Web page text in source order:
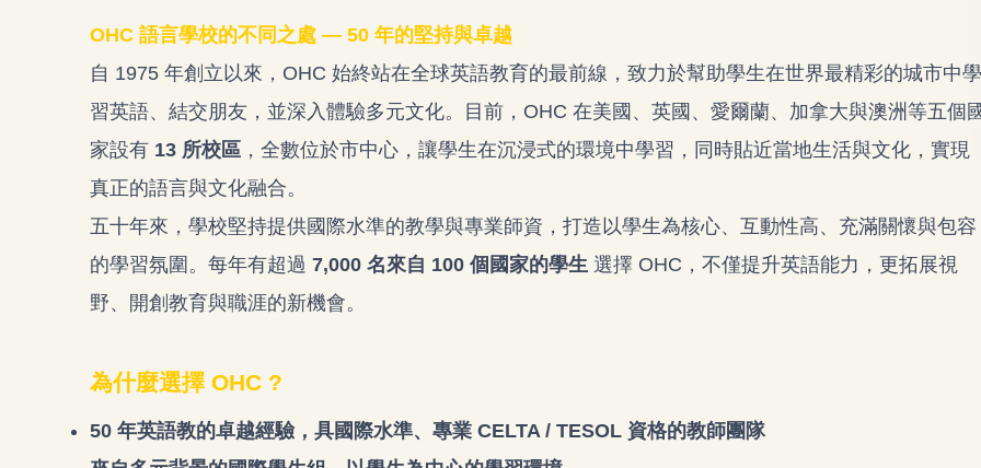
OHC 語言學校的不同之處 — 50 年的堅持與卓越
自 1975 年創立以來，OHC 始終站在全球英語教育的最前線，致力於幫助學生在世界最精彩的城市中學
習英語、結交朋友，並深入體驗多元文化。
目前，OHC 在美國、英國、愛爾蘭、加拿大與澳洲等五個
家設有 13 所校區 ，全數位於市中心，讓學生在沉浸式的環境中學習，同時貼近當地生活與文化，實現
真正的語言與文化融合。
五十年來，學校堅持提供國際水準的教學與專業師資，打造以學生為核心、互動性高、充滿關懷與包容
的學習氛圍。每年有超過 7,000 名來自 100 個國家的學生 選擇 OHC，不僅提升英語能力，更拓展視
野、開創教育與職涯的新機會。
為什麼選擇 OHC ?
50 年英語教的卓越經驗，具國際水準、專業 CELTA / TESOL 資格的教師團隊